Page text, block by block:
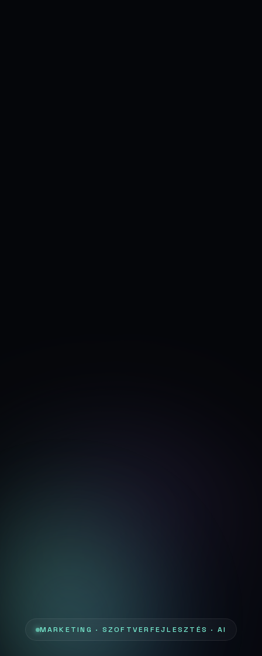
MARKETING · SZOFTVERFEJLESZTÉS · AI